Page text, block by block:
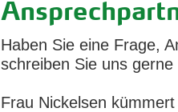
Haben Sie eine Frage,
schreiben Sie uns
Frau Nickelsen